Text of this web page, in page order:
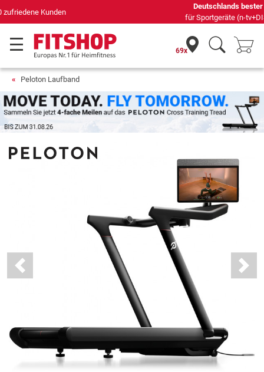
für Sportgeräte (n-tv+DISQ 2016-2024)
69x
Peloton Laufband
Previous Next